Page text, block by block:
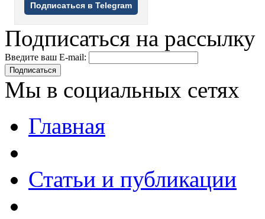
Подписаться в Telegram
Подписаться на рассылку
Введите ваш E-mail:
Подписаться
Мы в социальных сетях
Главная
Статьи и публикации